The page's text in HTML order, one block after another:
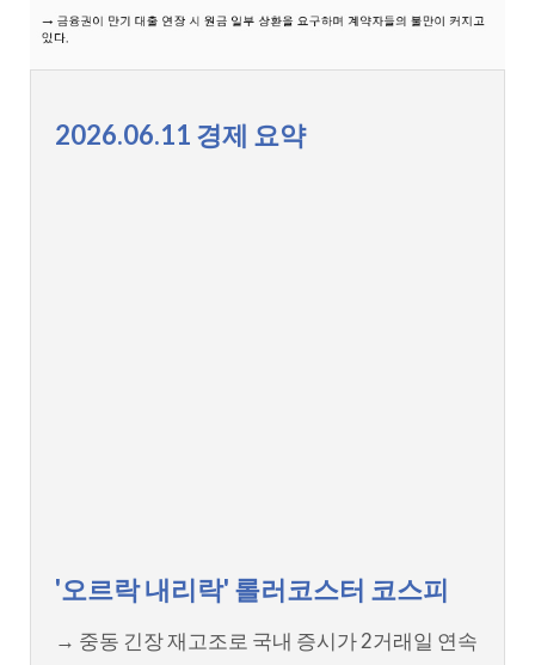
2026.06.11 경제 요약
'오르락 내리락' 롤러코스터 코스피
→ 중동 긴장 재고조로 국내 증시가 2거래일 연속